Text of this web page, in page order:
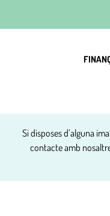
Si disposes d’alguna
contacte amb